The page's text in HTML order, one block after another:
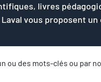
livres
vous proposent un
ou des mots-clés ou par